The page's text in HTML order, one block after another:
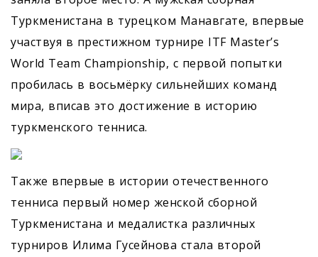
Туркменистана в турецком Манавгате, впервые
участвуя в престижном турнире ITF Master’s
World Team Championship, с первой попытки
пробилась в восьмёрку сильнейших команд
мира, вписав это достижение в историю
туркменского тенниса.
Также впервые в истории отечественного
тенниса первый номер женской сборной
Туркменистана и медалистка различных
турниров Илима Гусейнова стала второй